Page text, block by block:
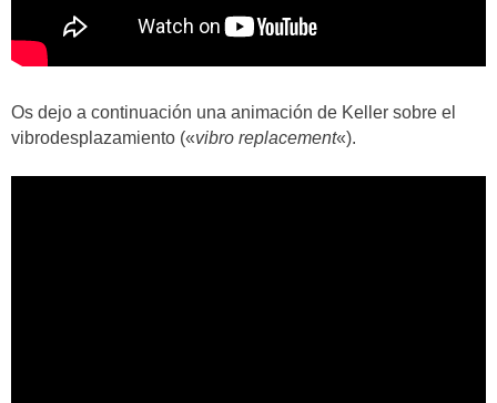
Os dejo a continuación una animación de Keller sobre el
vibrodesplazamiento («vibro replacement«).